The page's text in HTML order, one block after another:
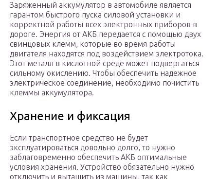
Заряженный аккумулятор в автомобиле является
гарантом быстрого пуска силовой установки и
корректной работы всех электронных приборов в
дороге. Энергия от АКБ передается с помощью двух
свинцовых клемм, которые во время работы
двигателя находятся под воздействием электротока.
Этот металл в кислотной среде может подвергаться
сильному окислению. Чтобы обеспечить надежное
электрическое соединение, необходимо почистить
клеммы аккумулятора.
Хранение и фиксация
Если транспортное средство не будет
эксплуатироваться довольно долго, то нужно
заблаговременно обеспечить АКБ оптимальные
условия хранения. Устройство обязательно нужно
отключить и вытащить из машины, так как